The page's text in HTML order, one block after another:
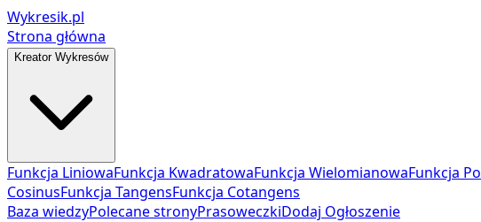
Wykresik.pl
Strona główna
Kreator Wykresów
Funkcja LiniowaFunkcja KwadratowaFunkcja WielomianowaFunkcja
CosinusFunkcja TangensFunkcja Cotangens
Baza wiedzyPolecane stronyPrasoweczkiDodaj Ogłoszenie